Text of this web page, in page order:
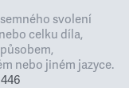
svolení
celku díla,
nebo jiném jazyce.